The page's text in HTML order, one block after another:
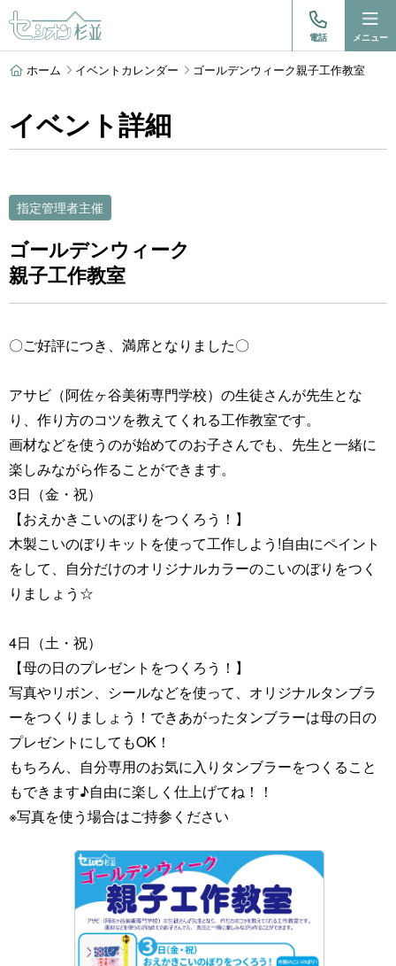
電話 メニュー
ホーム イベントカレンダー ゴールデンウィーク親子工作教室
イベント詳細
指定管理者主催
ゴールデンウィーク
親子工作教室
〇ご好評につき、満席となりました〇
アサビ（阿佐ヶ谷美術専門学校）の生徒さんが先生とな
り、作り方のコツを教えてくれる工作教室です。
画材などを使うのが始めてのお子さんでも、先生と一緒に
楽しみながら作ることができます。
3日（金・祝）
【おえかきこいのぼりをつくろう！】
木製こいのぼりキットを使って工作しよう!自由にペイント
をして、自分だけのオリジナルカラーのこいのぼりをつく
りましょう☆
4日（土・祝）
【母の日のプレゼントをつくろう！】
写真やリボン、シールなどを使って、オリジナルタンブラ
ーをつくりましょう！できあがったタンブラーは母の日の
プレゼントにしてもOK！
もちろん、自分専用のお気に入りタンブラーをつくること
もできます♪自由に楽しく仕上げてね！！
※写真を使う場合はご持参ください